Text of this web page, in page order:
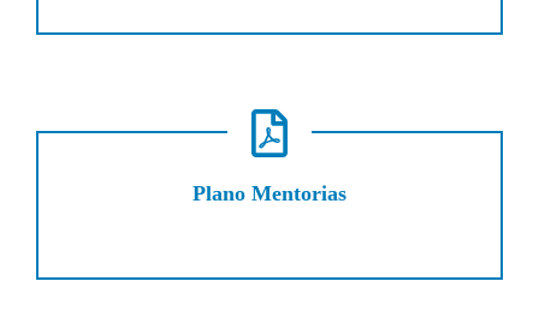
Plano Mentorias